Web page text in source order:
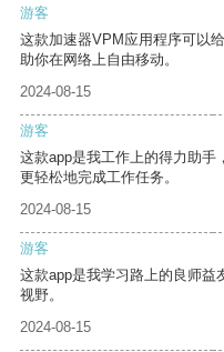
游客
这款加速器VPM应用程序可以
助你在网络上自由移动。
2024-08-15
游客
这款app是我工作上的得力助手
更轻松地完成工作任务。
2024-08-15
游客
这款app是我学习路上的良师益
视野。
2024-08-15